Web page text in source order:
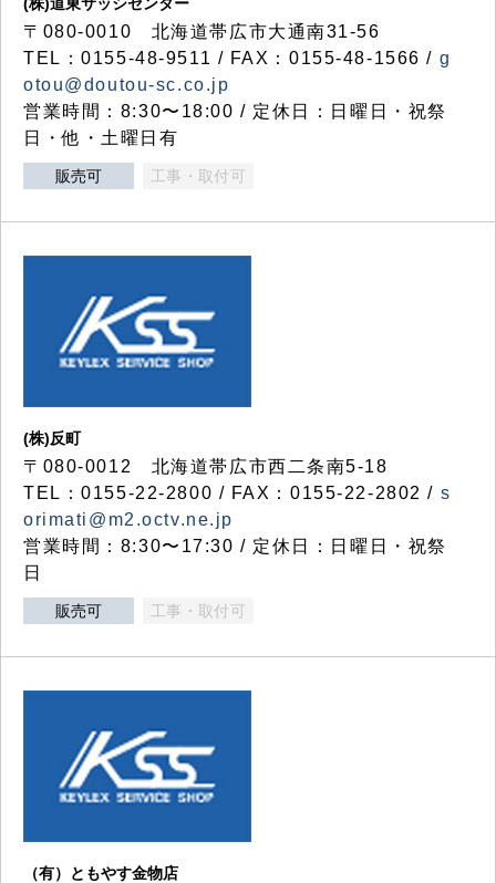
〒080-0010 北海道帯広市大通南31-56
TEL：0155-48-9511 / FAX：0155-48-1566 / g
otou@doutou-sc.co.jp
営業時間：8:30〜18:00 / 定休日：日曜日・祝祭
日・他・土曜日有
販売可 工事・取付可
(株)反町
〒080-0012 北海道帯広市西二条南5-18
TEL：0155-22-2800 / FAX：0155-22-2802 / s
orimati@m2.octv.ne.jp
営業時間：8:30〜17:30 / 定休日：日曜日・祝祭
日
販売可 工事・取付可
（有）ともやす金物店